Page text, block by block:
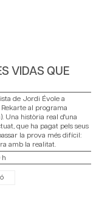
VIDAS QUE
de Jordi Évole a
al programa
Una història real d'una
que ha pagat pels seus
la prova més difícil:
amb la realitat.
h